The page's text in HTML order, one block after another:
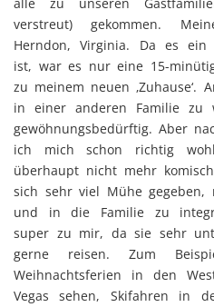
verstreut) gekommen.
Herndon, Virginia. Da es ein
ist, war es nur eine 15-
zu meinem neuen ‚Zuhause‘.
in einer anderen Familie zu
gewöhnungsbedürftig. Aber
ich mich schon richtig
überhaupt nicht mehr
sich sehr viel Mühe gegeben,
und in die Familie zu
super zu mir, da sie sehr
gerne reisen. Zum
Weihnachtsferien in den
Vegas sehen, Skifahren in